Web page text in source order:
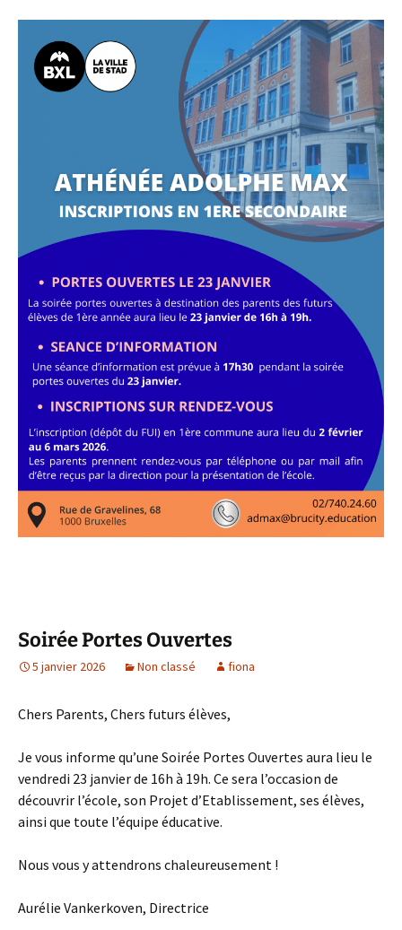
Soirée Portes Ouvertes
5 janvier 2026 Non classé fiona
Chers Parents, Chers futurs élèves,
Je vous informe qu’une Soirée Portes Ouvertes aura lieu le
vendredi 23 janvier de 16h à 19h. Ce sera l’occasion de
découvrir l’école, son Projet d’Etablissement, ses élèves,
ainsi que toute l’équipe éducative.
Nous vous y attendrons chaleureusement !
Aurélie Vankerkoven, Directrice